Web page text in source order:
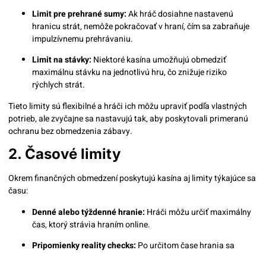
Limit pre prehrané sumy:Ak hráč dosiahne nastavenú
hranicu strát, nemôže pokračovať v hraní, čím sa zabraňuje
impulzívnemu prehrávaniu.
Limit na stávky: Niektoré kasína umožňujú obmedziť
maximálnu stávku na jednotlivú hru, čo znižuje riziko
rýchlych strát.
Tieto limity sú flexibilné a hráči ich môžu upraviť podľa vlastných
potrieb, ale zvyčajne sa nastavujú tak, aby poskytovali primeranú
ochranu bez obmedzenia zábavy.
2. Časové limity
Okrem finančných obmedzení poskytujú kasína aj limity týkajúce sa
času:
Denné alebo týždenné hranie: Hráči môžu určiť maximálny
čas, ktorý strávia hraním online.
Pripomienky reality checks: Po určitom čase hrania sa